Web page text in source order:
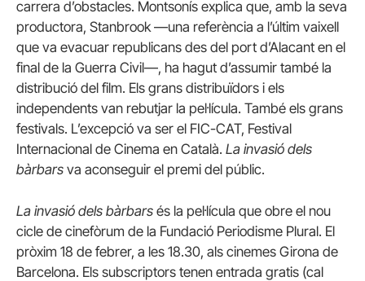
carrera d’obstacles. Montsonís explica que, amb la seva
productora, Stanbrook —una referència a l’últim vaixell
que va evacuar republicans des del port d’Alacant en el
final de la Guerra Civil—, ha hagut d’assumir també la
distribució del film. Els grans distribuïdors i els
independents van rebutjar la pel·lícula. També els grans
festivals. L’excepció va ser el FIC-CAT, Festival
Internacional de Cinema en Català. La invasió dels
bàrbars va aconseguir el premi del públic.
La invasió dels bàrbars és la pel·lícula que obre el nou
cicle de cinefòrum de la Fundació Periodisme Plural. El
pròxim 18 de febrer, a les 18.30, als cinemes Girona de
Barcelona. Els subscriptors tenen entrada gratis (cal